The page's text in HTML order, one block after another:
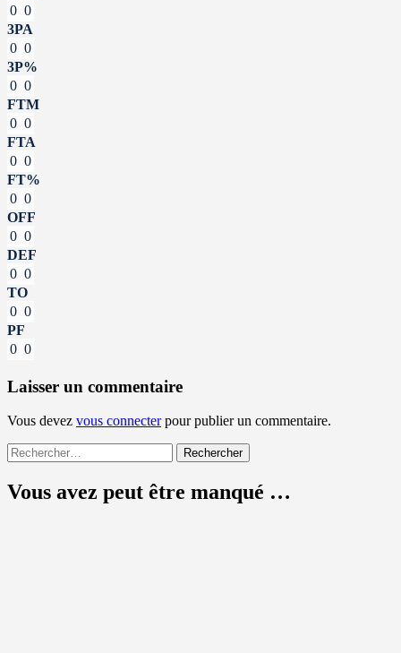
0 0
3PA
0 0
3P%
0 0
FTM
0 0
FTA
0 0
FT%
0 0
OFF
0 0
DEF
0 0
TO
0 0
PF
0 0
Laisser un commentaire
Vous devez vous connecterpour publier un commentaire.
Rechercher :
Vous avez peut être manqué …